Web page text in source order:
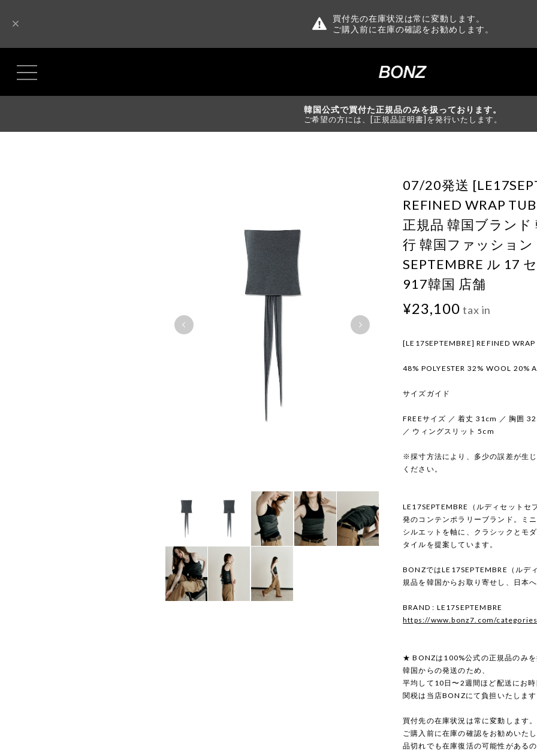
買付先の在庫状況は常に変動します。
ご購入前に在庫の確認をお勧めします。
韓国公式で買付た正規品のみを扱っております。
ご希望の方には、[正規品証明書]を発行いたします。
07/20発送
REFINED WRAP
正規品 韓国ブランド
行 韓国ファッション
SEPTEMBRE ル 17
917韓国 店舗
¥23,100 tax in
[LE17SEPTEMBRE] REFINED
48% POLYESTER 32% WOOL 20%
サイズガイド
FREEサイズ ／ 着丈 31cm ／ 胸囲
／ ウィングスリット 5cm
※採寸方法により、多少の誤差が生
ください。
LE17SEPTEMBRE（ルディセットセ
発のコンテンポラリーブランド。ミ
シルエットを軸に、クラシックとモ
タイルを提案しています。
BONZではLE17SEPTEMBRE（ルデ
規品を韓国からお取り寄せし、日本
BRAND : LE17SEPTEMBRE
https://www.bonz7.com/
★ BONZは100%公式の正規品のみ
韓国からの発送のため、
平均して10日〜2週間ほど配送にお
関税は当店BONZにて負担いたしま
買付先の在庫状況は常に変動します。
ご購入前に在庫の確認をお勧めいた
品切れでも在庫復活の可能性がある